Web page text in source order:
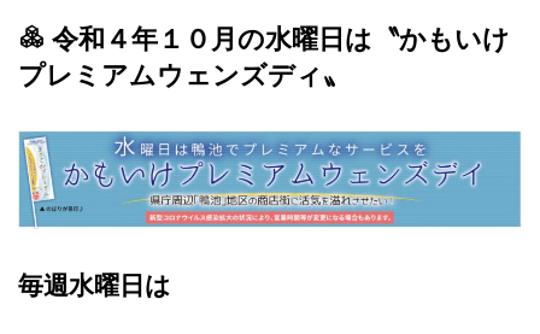
令和４年１０月の水曜日は〝かもいけ
プレミアムウェンズディ〟
毎週水曜日は